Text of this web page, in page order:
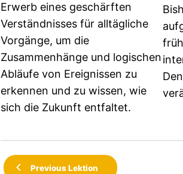
Erwerb eines geschärften
Verständnisses für alltägliche
Vorgänge, um die
Zusammenhänge und logischen
Abläufe von Ereignissen zu
erkennen und zu wissen, wie
sich die Zukunft entfaltet.
Previous Lektion